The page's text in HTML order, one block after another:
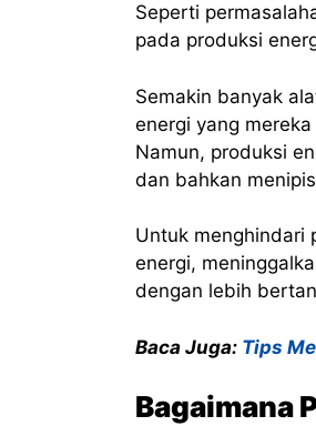
Seperti
pada produksi
Semakin banyak
energi yang
Namun, produksi
dan bahkan
Untuk menghindari
energi,
dengan lebih
Baca Juga: Tips
Bagaimana